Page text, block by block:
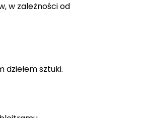
w zależności od
sztuki.